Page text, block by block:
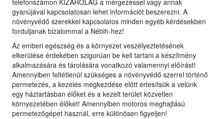
telefonszámon KIZÁRÓLAG a mérgezéssel vagy annak
gyanújával kapcsolatosan lehet információt beszerezni. A
növényvédő szerekkel kapcsolatos minden egyéb kérdésekben
forduljanak bizalommal a Nébih-hez!
Az emberi egészség és a környezet veszélyeztetésének
elkerülése érdekében szigorúan be kell tartani a készítmény
alkalmazására és tárolására vonatkozó valamennyi előírást!
Amennyiben feltétlenül szükséges a növényvédő szerrel történő
permetezés, a kezelés megkezdése előtt értesítsük a velünk
egy háztartásban élőket és a kezelt terület közvetlen
környezetében élőket! Amennyiben motoros meghajtású
permetezőgépet használ, erre különösen figyeljen!